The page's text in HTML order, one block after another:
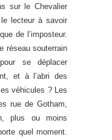
sur le Chevalier
le lecteur à savoir
de l’imposteur.
réseau souterrain
se déplacer
et à l’abri des
véhicules ? Les
rue de Gotham,
plus ou moins
quel moment.